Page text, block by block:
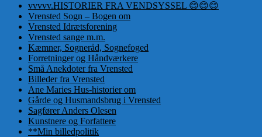
vvvvv.HISTORIER FRA VENDSYSSEL 😊😊😊
Vrensted Sogn – Bogen om
Vrensted Idrætsforening
Vrensted sange m.m.
Kæmner, Sogneråd, Sognefoged
Forretninger og Håndværkere
Små Anekdoter fra Vrensted
Billeder fra Vrensted
Ane Maries Hus-historier om
Gårde og Husmandsbrug i Vrensted
Sagfører Anders Olesen
Kunstnere og Forfattere
**Min billedpolitik